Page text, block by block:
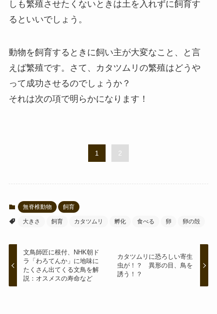
しも繁殖させたくないときは土を入れずに飼育す
るといいでしょう。
動物を飼育するときに飼い主が大変なこと、と言
えば繁殖です。さて、カタツムリの繁殖はどうや
って成功させるのでしょうか？
それは次の項で明らかになります！
1 2
無脊椎動物 飼育
大きさ 飼育 カタツムリ 孵化 食べる 卵 卵の殻
文鳥師匠に根付、NHK朝ド
ラ「わろてんか」に地味に
たくさん出てくる文鳥を解
説：オスメスの寿命など
カタツムリに恐ろしい寄生
虫が！？ 異形の目、鳥を
誘う！？